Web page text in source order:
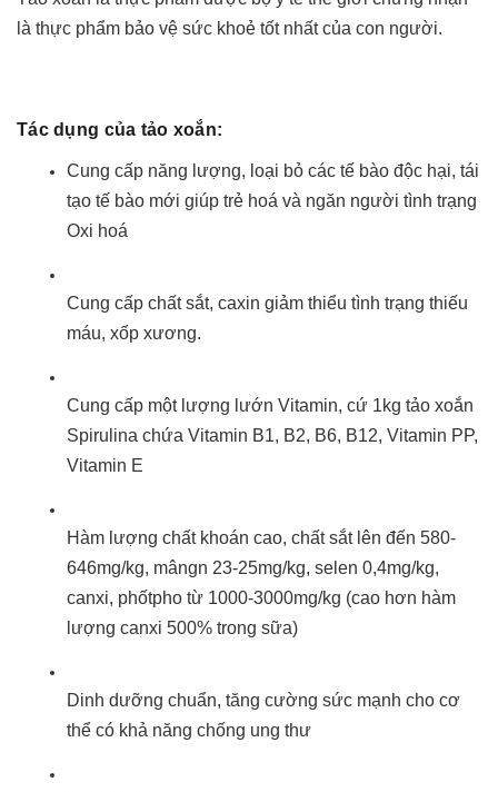
là thực phẩm bảo vệ sức khoẻ tốt nhất của con người.
Tác dụng của tảo xoắn:
Cung cấp năng lượng, loại bỏ các tế bào độc hại, tái
tạo tế bào mới giúp trẻ hoá và ngăn người tình trạng
Oxi hoá
Cung cấp chất sắt, caxin giảm thiểu tình trạng thiếu
máu, xốp xương.
Cung cấp một lượng lướn Vitamin, cứ 1kg tảo xoắn
Spirulina chứa Vitamin B1, B2, B6, B12, Vitamin PP,
Vitamin E
Hàm lượng chất khoán cao, chất sắt lên đến 580-
646mg/kg, mângn 23-25mg/kg, selen 0,4mg/kg,
canxi, phốtpho từ 1000-3000mg/kg (cao hơn hàm
lượng canxi 500% trong sữa)
Dinh dưỡng chuẩn, tăng cường sức mạnh cho cơ
thể có khả năng chống ung thư